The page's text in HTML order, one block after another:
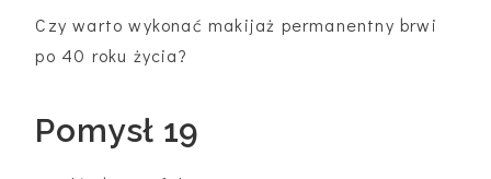
Czy warto wykonać makijaż permanentny brwi
po 40 roku życia?
Pomysł 19